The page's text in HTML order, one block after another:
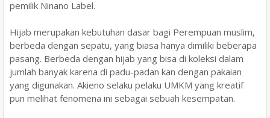
pemilik Ninano Label.
Hijab merupakan kebutuhan dasar bagi Perempuan muslim,
berbeda dengan sepatu, yang biasa hanya dimiliki beberapa
pasang. Berbeda dengan hijab yang bisa di koleksi dalam
jumlah banyak karena di padu-padan kan dengan pakaian
yang digunakan. Akieno selaku pelaku UMKM yang kreatif
pun melihat fenomena ini sebagai sebuah kesempatan.